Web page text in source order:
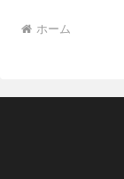
ホーム